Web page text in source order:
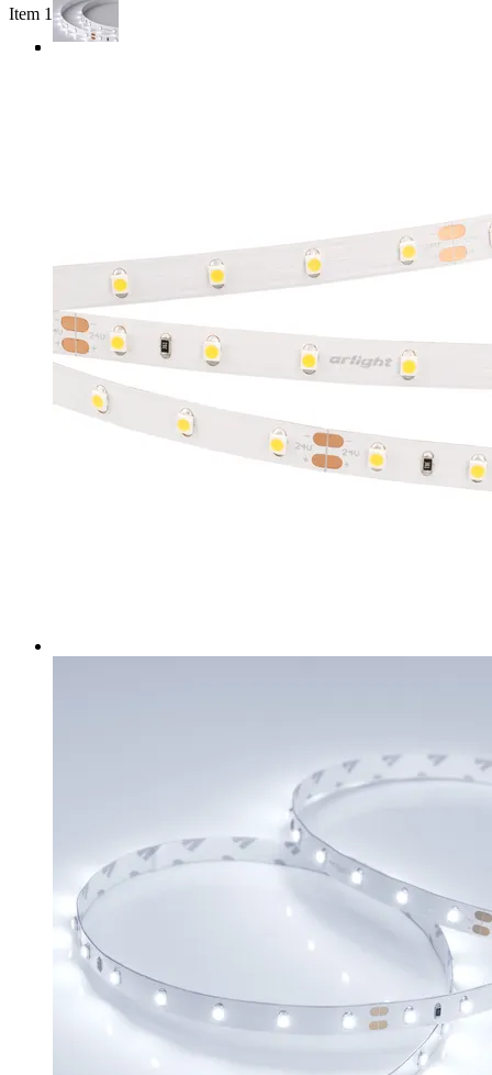
Item 1 of 3